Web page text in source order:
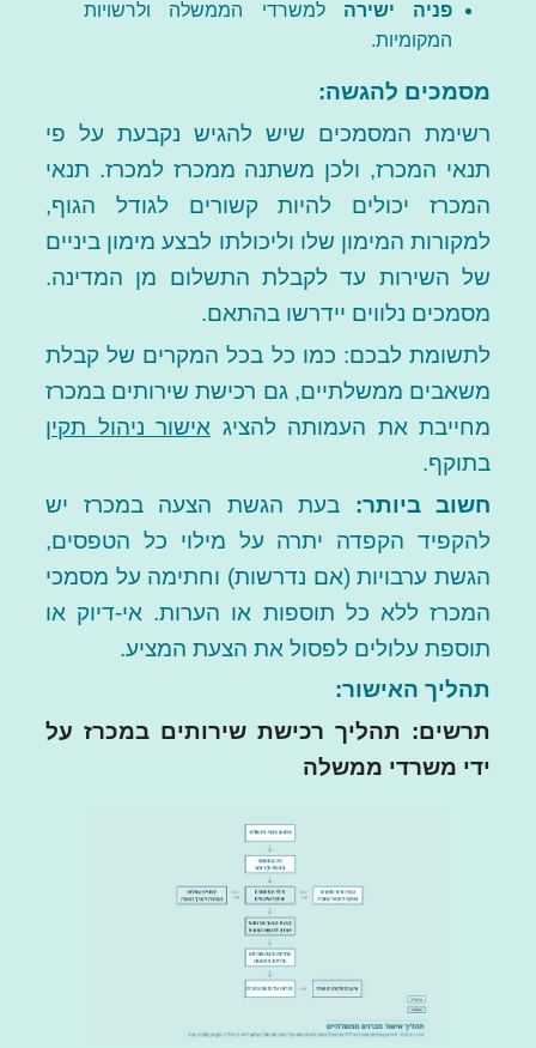
פניה ישירה למשרדי הממשלה ולרשויות
המקומיות.
מסמכים להגשה:
רשימת המסמכים שיש להגיש נקבעת על פי
תנאי המכרז, ולכן משתנה ממכרז למכרז. תנאי
המכרז יכולים להיות קשורים לגודל הגוף,
למקורות המימון שלו וליכולתו לבצע מימון ביניים
של השירות עד לקבלת התשלום מן המדינה.
מסמכים נלווים יידרשו בהתאם.
לתשומת לבכם: כמו כל בכל המקרים של קבלת
משאבים ממשלתיים, גם רכישת שירותים במכרז
מחייבת את העמותה להציג אישור ניהול תקין
בתוקף.
חשוב ביותר: בעת הגשת הצעה במכרז יש
להקפיד הקפדה יתרה על מילוי כל הטפסים,
הגשת ערבויות (אם נדרשות) וחתימה על מסמכי
המכרז ללא כל תוספות או הערות. אי-דיוק או
תוספת עלולים לפסול את הצעת המציע.
תהליך האישור:
תרשים: תהליך רכישת שירותים במכרז על
ידי משרדי ממשלה